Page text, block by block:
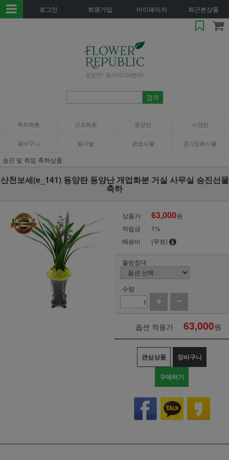
로그인 회원가입 마이페이지 최근본상품
축하화환 근조화환 동양란 서양란
꽃바구니 꽃다발 관엽식물 공기정화식물
승진 및 취임 축하상품
산천보세(e_141) 동양란 동양난 개업화분 거실 사무실 승진선물
축하
상품가 63,000원
적립금
1%
배송비
(무료)
물받침대
수량
옵션 적용가 63,000원
관심상품 장바구니
구매하기